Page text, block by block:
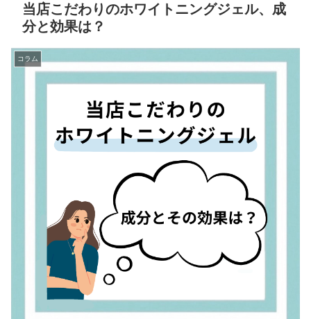
当店こだわりのホワイトニングジェル、成
分と効果は？
コラム